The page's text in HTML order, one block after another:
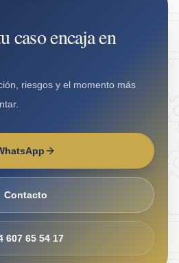
caso encaja en
riesgos y el momento más
Contacto
607 65 54 17